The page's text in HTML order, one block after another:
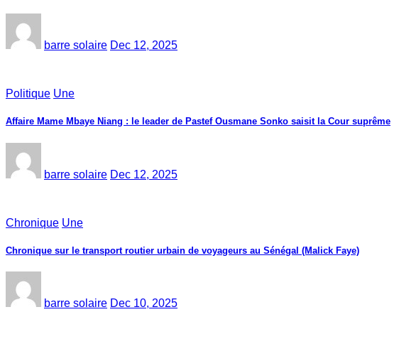
barre solaire Dec 12, 2025
Politique Une
Affaire Mame Mbaye Niang : le leader de Pastef Ousmane Sonko saisit la Cour suprême
barre solaire Dec 12, 2025
Chronique Une
Chronique sur le transport routier urbain de voyageurs au Sénégal (Malick Faye)
barre solaire Dec 10, 2025